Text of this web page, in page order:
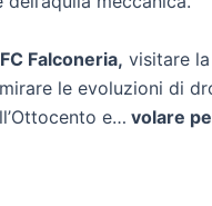
Falconeria, visitare
le evoluzioni di
e… volare